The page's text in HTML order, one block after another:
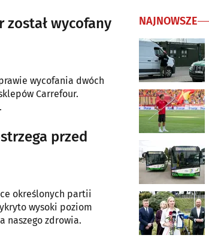
bezpieczeństwo
został wycofany
wycofania dwóch
Carrefour.
przed
określonych partii
wysoki poziom
naszego zdrowia.
NAJNOWSZE